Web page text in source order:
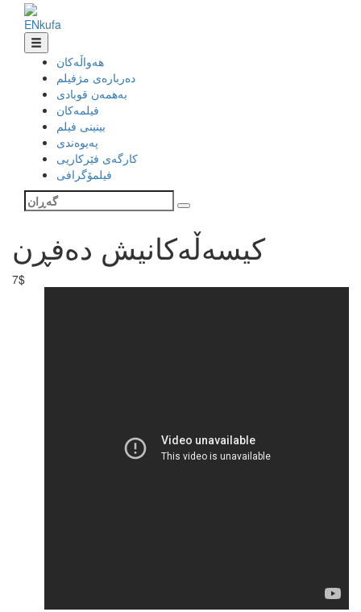
ENkufa
هەواڵەکان
دەربارەی مژفیلم
بەهمەن قوبادی
فیلمەکان
بینینی فیلم
پەیوەندی
کارگەی فێرکاریی
فیلمۆگرافی
کیسەڵەکانیش دەفڕن
7$